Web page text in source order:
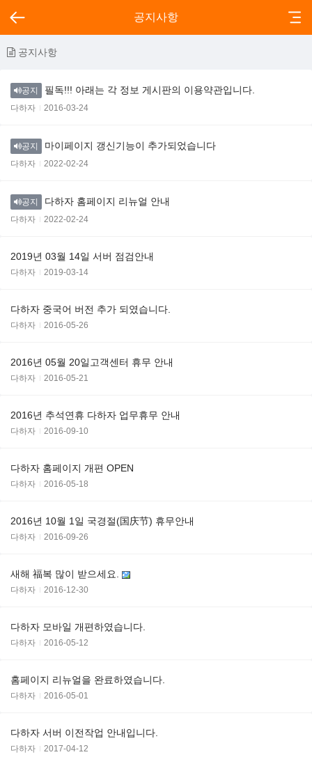
공지사항
공지사항
공지 필독!!! 아래는 각 정보 게시판의 이용약관입니다.
다하자 2016-03-24
공지 마이페이지 갱신기능이 추가되었습니다
다하자 2022-02-24
공지 다하자 홈페이지 리뉴얼 안내
다하자 2022-02-24
2019년 03월 14일 서버 점검안내
다하자 2019-03-14
다하자 중국어 버전 추가 되였습니다.
다하자 2016-05-26
2016년 05월 20일고객센터 휴무 안내
다하자 2016-05-21
2016년 추석연휴 다하자 업무휴무 안내
다하자 2016-09-10
다하자 홈페이지 개편 OPEN
다하자 2016-05-18
2016년 10월 1일 국경절(国庆节) 휴무안내
다하자 2016-09-26
새해 福복 많이 받으세요.
다하자 2016-12-30
다하자 모바일 개편하였습니다.
다하자 2016-05-12
홈페이지 리뉴얼을 완료하였습니다.
다하자 2016-05-01
다하자 서버 이전작업 안내입니다.
다하자 2017-04-12